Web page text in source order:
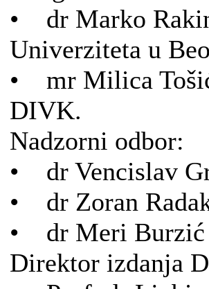
• dr Marko
Univerziteta u
• mr Milica
DIVK.
Nadzorni odbor:
• dr Vencislav
• dr Zoran
• dr Meri Burzić
Direktor izdanja